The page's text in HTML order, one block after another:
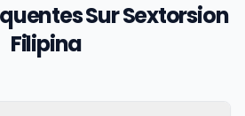
Sur Sextorsion
Filipina